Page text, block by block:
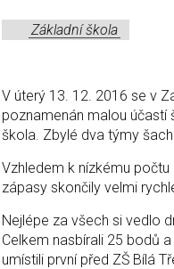
Základní škola
V úterý 13. 12. 2016 se v
poznamenán malou účastí
škola. Zbylé dva týmy
Vzhledem k nízkému
zápasy skončily velmi
Nejlépe za všech si vedlo
Celkem nasbírali 25 bodů
umístili první před ZŠ Bílá